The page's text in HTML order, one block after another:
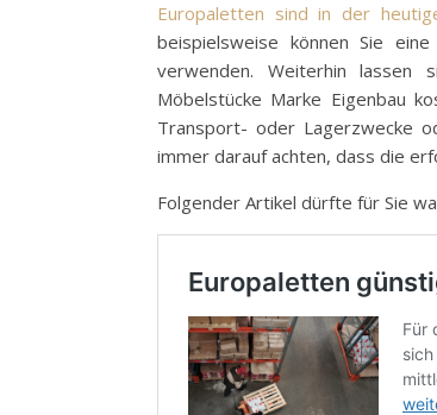
Europaletten sind in der
beispielsweise können Sie
verwenden. Weiterhin lassen
Möbelstücke Marke Eigenbau
Transport- oder Lagerzwecke
immer darauf achten, dass die
Folgender Artikel dürfte für Sie